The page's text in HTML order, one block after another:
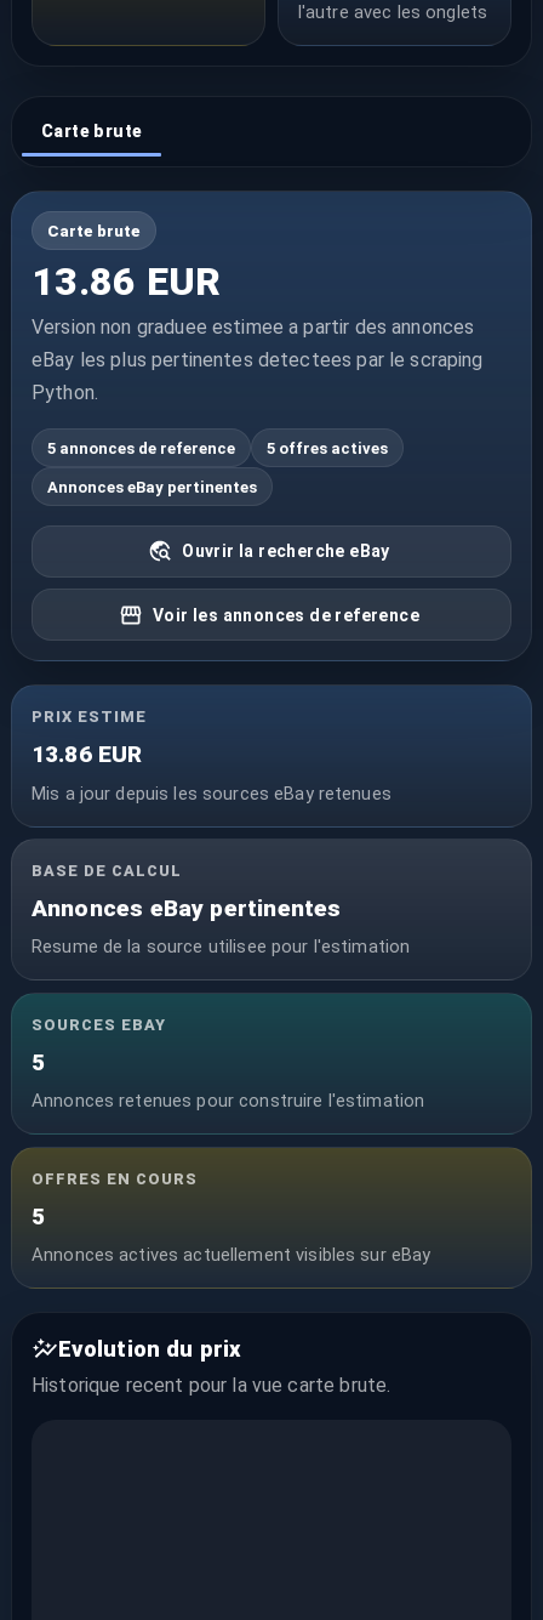
l'autre avec les onglets
Carte brute
Carte brute
13.86 EUR
Version non graduee estimee a partir des annonces
eBay les plus pertinentes detectees par le scraping
Python.
5 annonces de reference 5 offres actives
Annonces eBay pertinentes
Ouvrir la recherche eBay
Voir les annonces de reference
PRIX ESTIME
13.86 EUR
Mis a jour depuis les sources eBay retenues
BASE DE CALCUL
Annonces eBay pertinentes
Resume de la source utilisee pour l'estimation
SOURCES EBAY
5
Annonces retenues pour construire l'estimation
OFFRES EN COURS
5
Annonces actives actuellement visibles sur eBay
Evolution du prix
Historique recent pour la vuecarte brute.